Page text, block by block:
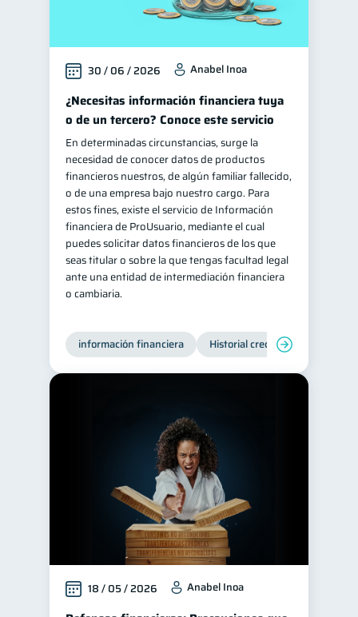
30 / 06 / 2026 Anabel Inoa
¿Necesitas información financiera tuya
o de un tercero? Conoce este servicio
En determinadas circunstancias, surge la
necesidad de conocer datos de productos
financieros nuestros, de algún familiar fallecido,
o de una empresa bajo nuestro cargo. Para
estos fines, existe el servicio de Información
financiera de ProUsuario, mediante el cual
puedes solicitar datos financieros de los que
seas titular o sobre la que tengas facultad legal
ante una entidad de intermediación financiera
o cambiaria.
información financiera Historial crediticio
18 / 05 / 2026 Anabel Inoa